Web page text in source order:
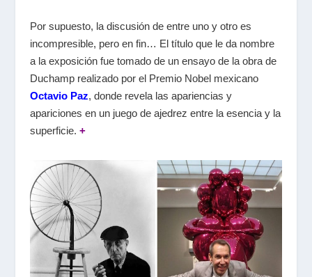
Por supuesto, la discusión de entre uno y otro es
incompresible, pero en fin… El título que le da nombre
a la exposición fue tomado de un ensayo de la obra de
Duchamp realizado por el Premio Nobel mexicano
Octavio Paz, donde revela las apariencias y
apariciones en un juego de ajedrez entre la esencia y la
superficie. +